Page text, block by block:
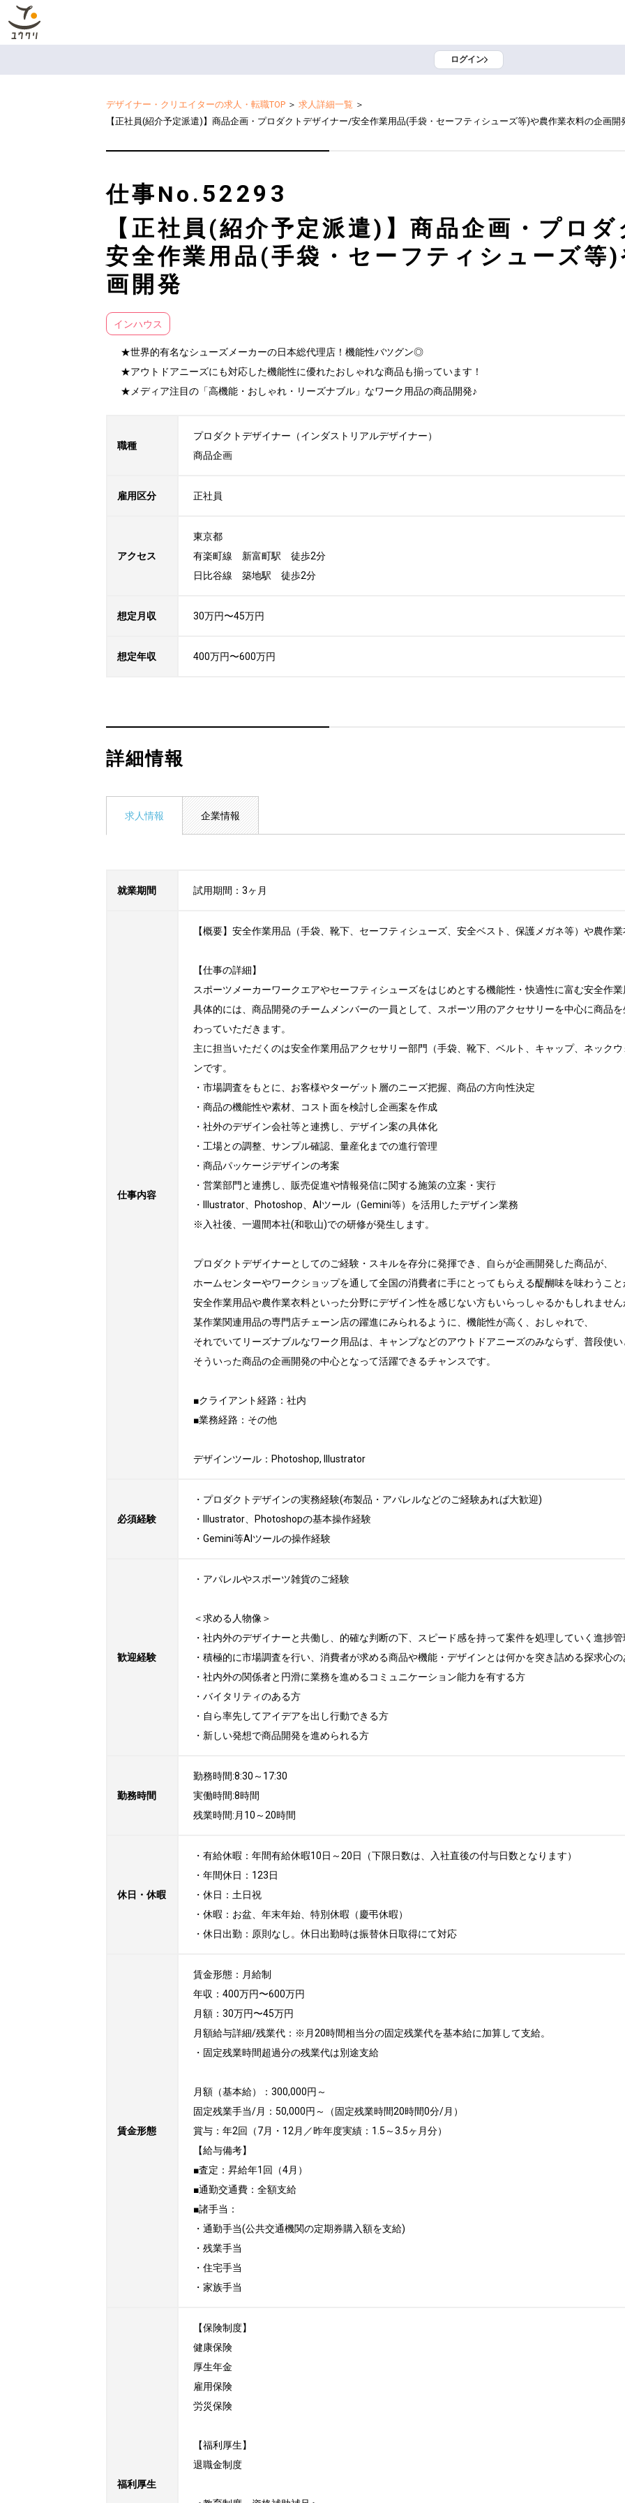
ログイン
デザイナー・クリエイターの求人・転職TOP ＞ 求人詳細一覧 ＞
【正社員(紹介予定派遣)】商品企画・プロダクトデザイナー/安全作業用品(手袋・セーフティシューズ等)や農作業衣料の企画開
仕事No. 52293
【正社員(紹介予定派遣)】商品企画・プロ
安全作業用品(手袋・セーフティシューズ等
画開発
インハウス
★世界的有名なシューズメーカーの日本総代理店！機能性バツグン◎
★アウトドアニーズにも対応した機能性に優れたおしゃれな商品も揃っています！
★メディア注目の「高機能・おしゃれ・リーズナブル」なワーク用品の商品開発♪
職種
プロダクトデザイナー（インダストリアルデザイナー）
商品企画
雇用区分 正社員
アクセス
東京都
有楽町線　新富町駅　徒歩2分
日比谷線　築地駅　徒歩2分
想定月収 30万円〜45万円
想定年収 400万円〜600万円
詳細情報
求人情報 企業情報
就業期間 試用期間：3ヶ月
仕事内容
【概要】安全作業用品（手袋、靴下、セーフティシューズ、安全ベスト、保護メガネ等）や農作
【仕事の詳細】
スポーツメーカーワークエアやセーフティシューズをはじめとする機能性・快適性に富む安全作
具体的には、商品開発のチームメンバーの一員として、スポーツ用のアクセサリーを中心に商品
わっていただきます。
主に担当いただくのは安全作業用品アクセサリー部門（手袋、靴下、ベルト、キャップ、ネック
ンです。
・市場調査をもとに、お客様やターゲット層のニーズ把握、商品の方向性決定
・商品の機能性や素材、コスト面を検討し企画案を作成
・社外のデザイン会社等と連携し、デザイン案の具体化
・工場との調整、サンプル確認、量産化までの進行管理
・商品パッケージデザインの考案
・営業部門と連携し、販売促進や情報発信に関する施策の立案・実行
・Illustrator、Photoshop、AIツール（Gemini等）を活用したデザイン業務
※入社後、一週間本社(和歌山)での研修が発生します。
プロダクトデザイナーとしてのご経験・スキルを存分に発揮でき、自らが企画開発した商品が、
ホームセンターやワークショップを通して全国の消費者に手にとってもらえる醍醐味を味わうこと
安全作業用品や農作業衣料といった分野にデザイン性を感じない方もいらっしゃるかもしれません
某作業関連用品の専門店チェーン店の躍進にみられるように、機能性が高く、おしゃれで、
それでいてリーズナブルなワーク用品は、キャンプなどのアウトドアニーズのみならず、普段使い
そういった商品の企画開発の中心となって活躍できるチャンスです。
■クライアント経路：社内
■業務経路：その他
デザインツール：Photoshop, Illustrator
必須経験
・プロダクトデザインの実務経験(布製品・アパレルなどのご経験あれば大歓迎)
・Illustrator、Photoshopの基本操作経験
・Gemini等AIツールの操作経験
歓迎経験
・アパレルやスポーツ雑貨のご経験
＜求める人物像＞
・社内外のデザイナーと共働し、的確な判断の下、スピード感を持って案件を処理していく進捗
・積極的に市場調査を行い、消費者が求める商品や機能・デザインとは何かを突き詰める探求心
・社内外の関係者と円滑に業務を進めるコミュニケーション能力を有する方
・バイタリティのある方
・自ら率先してアイデアを出し行動できる方
・新しい発想で商品開発を進められる方
勤務時間
勤務時間:8:30～17:30
実働時間:8時間
残業時間:月10～20時間
休日・休暇
・有給休暇：年間有給休暇10日～20日（下限日数は、入社直後の付与日数となります）
・年間休日：123日
・休日：土日祝
・休暇：お盆、年末年始、特別休暇（慶弔休暇）
・休日出勤：原則なし。休日出勤時は振替休日取得にて対応
賃金形態
賃金形態：月給制
年収：400万円〜600万円
月額：30万円〜45万円
月額給与詳細/残業代：※月20時間相当分の固定残業代を基本給に加算して支給。
・固定残業時間超過分の残業代は別途支給
月額（基本給）：300,000円～
固定残業手当/月：50,000円～（固定残業時間20時間0分/月）
賞与：年2回（7月・12月／昨年度実績：1.5～3.5ヶ月分）
【給与備考】
■査定：昇給年1回（4月）
■通勤交通費：全額支給
■諸手当：
・通勤手当(公共交通機関の定期券購入額を支給)
・残業手当
・住宅手当
・家族手当
福利厚生
【保険制度】
健康保険
厚生年金
雇用保険
労災保険
【福利厚生】
退職金制度